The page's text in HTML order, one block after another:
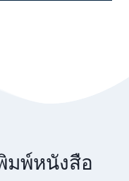
มพ์หนังสือ